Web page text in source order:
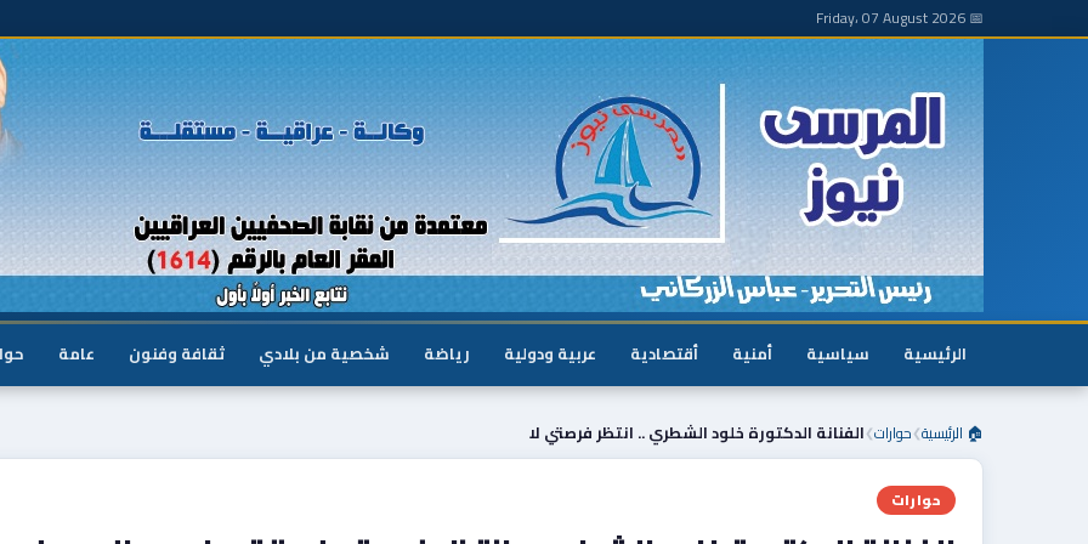
📅 Friday، 07 August 2026
الرئيسية سياسية أمنية أقتصادية عربية ودولية رياضة شخصية من بلادي ثقافة وفنون عامة
🏠 الرئيسية❯حوارات❯الفنانة الدكتورة خلود الشطري .. انتظر فرصتي لا
حوارات